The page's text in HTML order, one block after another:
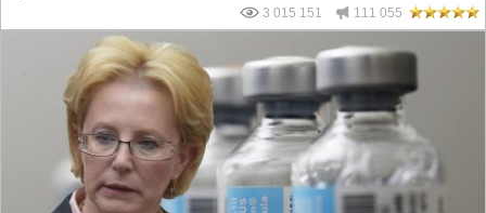
3 015 151 111 055